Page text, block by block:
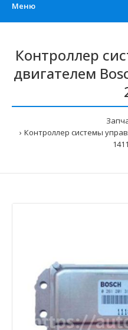
Меню
Контроллер
двигателем
Контроллер системы